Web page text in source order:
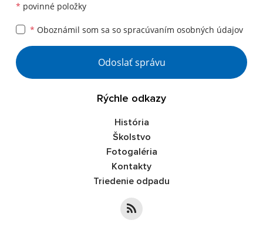
* povinné položky
* Oboznámil som sa so spracúvaním osobných údajov
Google reCaptcha Response
Odoslať správu
Rýchle odkazy
História
Školstvo
Fotogaléria
Kontakty
Triedenie odpadu